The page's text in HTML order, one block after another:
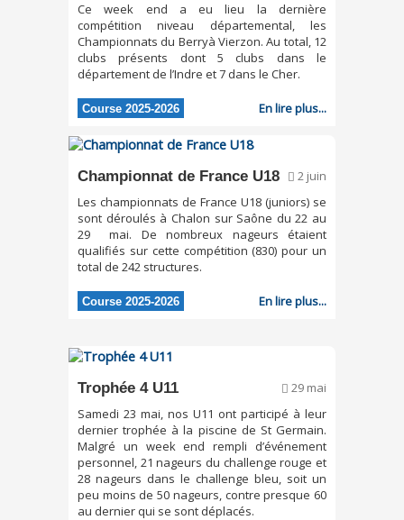
Ce week end a eu lieu la dernière
compétition niveau départemental, les
Championnats du Berryà Vierzon. Au total, 12
clubs présents dont 5 clubs dans le
département de l’Indre et 7 dans le Cher.
Course 2025-2026 En lire plus...
Championnat de France U18
2 juin
Les championnats de France U18 (juniors) se
sont déroulés à Chalon sur Saône du 22 au
29 mai. De nombreux nageurs étaient
qualifiés sur cette compétition (830) pour un
total de 242 structures.
Course 2025-2026 En lire plus...
Trophée 4 U11
29 mai
Samedi 23 mai, nos U11 ont participé à leur
dernier trophée à la piscine de St Germain.
Malgré un week end rempli d’événement
personnel, 21 nageurs du challenge rouge et
28 nageurs dans le challenge bleu, soit un
peu moins de 50 nageurs, contre presque 60
au dernier qui se sont déplacés.